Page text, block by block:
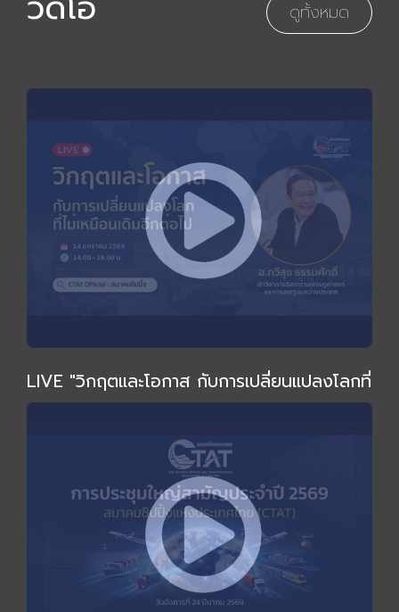
ดูทั้งหมด
LIVE "วิกฤตและโอกาส กับการเปลี่ยนแปลงโลกที่
ไม่เหมือนเดิม" โดย อ.ทวีสุข ธรรมศักดิ์